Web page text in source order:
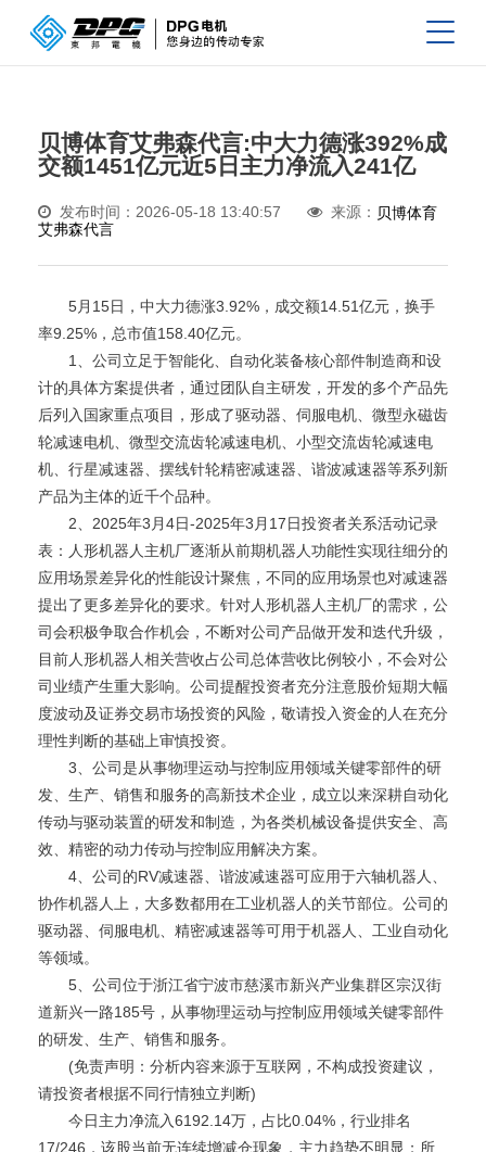
贝博体育艾弗森代言:中大力德涨392%成
交额1451亿元近5日主力净流入241亿
发布时间：2026-05-18 13:40:57 来源： 贝博体育
艾弗森代言
5月15日，中大力德涨3.92%，成交额14.51亿元，换手
率9.25%，总市值158.40亿元。
1、公司立足于智能化、自动化装备核心部件制造商和设
计的具体方案提供者，通过团队自主研发，开发的多个产品先
后列入国家重点项目，形成了驱动器、伺服电机、微型永磁齿
轮减速电机、微型交流齿轮减速电机、小型交流齿轮减速电
机、行星减速器、摆线针轮精密减速器、谐波减速器等系列新
产品为主体的近千个品种。
2、2025年3月4日-2025年3月17日投资者关系活动记录
表：人形机器人主机厂逐渐从前期机器人功能性实现往细分的
应用场景差异化的性能设计聚焦，不同的应用场景也对减速器
提出了更多差异化的要求。针对人形机器人主机厂的需求，公
司会积极争取合作机会，不断对公司产品做开发和迭代升级，
目前人形机器人相关营收占公司总体营收比例较小，不会对公
司业绩产生重大影响。公司提醒投资者充分注意股价短期大幅
度波动及证券交易市场投资的风险，敬请投入资金的人在充分
理性判断的基础上审慎投资。
3、公司是从事物理运动与控制应用领域关键零部件的研
发、生产、销售和服务的高新技术企业，成立以来深耕自动化
传动与驱动装置的研发和制造，为各类机械设备提供安全、高
效、精密的动力传动与控制应用解决方案。
4、公司的RV减速器、谐波减速器可应用于六轴机器人、
协作机器人上，大多数都用在工业机器人的关节部位。公司的
驱动器、伺服电机、精密减速器等可用于机器人、工业自动化
等领域。
5、公司位于浙江省宁波市慈溪市新兴产业集群区宗汉街
道新兴一路185号，从事物理运动与控制应用领域关键零部件
的研发、生产、销售和服务。
(免责声明：分析内容来源于互联网，不构成投资建议，
请投资者根据不同行情独立判断)
今日主力净流入6192.14万，占比0.04%，行业排名
17/246，该股当前无连续增减仓现象，主力趋势不明显；所